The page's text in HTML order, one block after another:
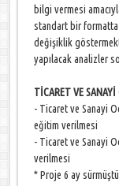
bilgi vermesi
standart bir formatta
değişiklik
yapılacak analizler
TİCARET VE
- Ticaret ve Sanayi
eğitim verilmesi
- Ticaret ve Sanayi
verilmesi
* Proje 6 ay